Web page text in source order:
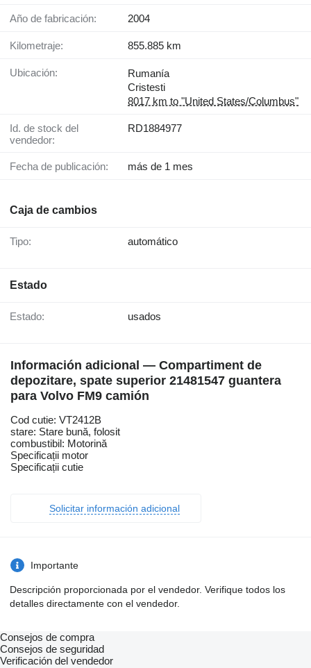
Año de fabricación: 2004
Kilometraje: 855.885 km
Ubicación:
Rumanía
Cristesti
8017 km to "United States/Columbus"
Id. de stock del
vendedor:
RD1884977
Fecha de publicación: más de 1 mes
Caja de cambios
Tipo: automático
Estado
Estado: usados
Información adicional — Compartiment de
depozitare, spate superior 21481547 guantera
para Volvo FM9 camión
Cod cutie: VT2412B
stare: Stare bună, folosit
combustibil: Motorină
Specificații motor
Specificații cutie
Solicitar información adicional
Importante
Descripción proporcionada por el vendedor. Verifique todos los
detalles directamente con el vendedor.
Consejos de compra
Consejos de seguridad
Verificación del vendedor